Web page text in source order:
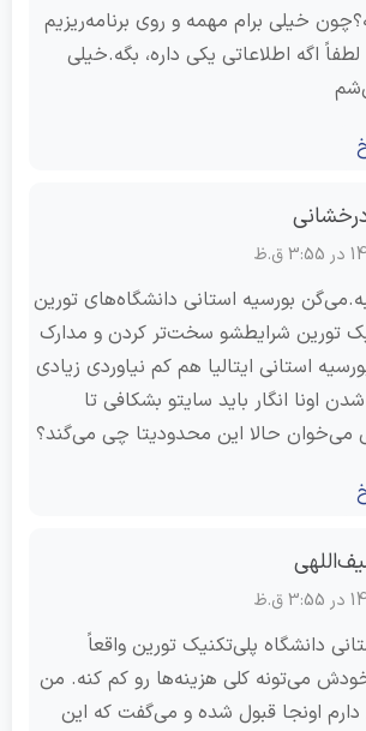
برام مهمه و روی برنامه‌ریزیم
اطلاعاتی یکی داره، بگه.خیلی
استانی دانشگاه‌های تورین
شرایطشو سخت‌تر کردن و مدارک
ایتالیا هم کم نیاوردی زیادی
انگار باید سایتو بشکافی تا
حالا این محدودیتا چی می‌گند؟
پلی‌تکنیک تورین واقعاً
کلی هزینه‌ها رو کم کنه. من
قبول شده و می‌گفت که این